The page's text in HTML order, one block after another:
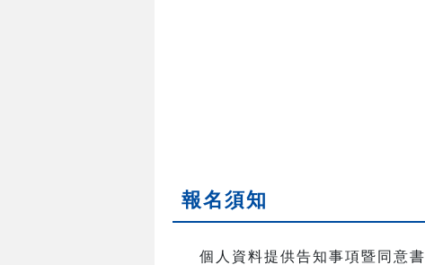
報名須知
個人資料提供告知事項暨同意書